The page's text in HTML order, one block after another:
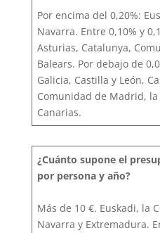
Por encima del 0,20%:
Navarra. Entre 0,10% y
Asturias, Catalunya,
Balears. Por debajo de
Galicia, Castilla y León,
Comunidad de Madrid,
Canarias.
¿Cuánto supone el
por persona y año?
Más de 10 €. Euskadi, la
Navarra y Extremadura.